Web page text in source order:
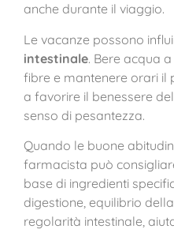
anche durante il viaggio.
Le vacanze possono
intestinale. Bere acqua
fibre e mantenere orari il
a favorire il benessere
senso di pesantezza.
Quando le buone
farmacista può
base di ingredienti
digestione, equilibrio
regolarità intestinale,